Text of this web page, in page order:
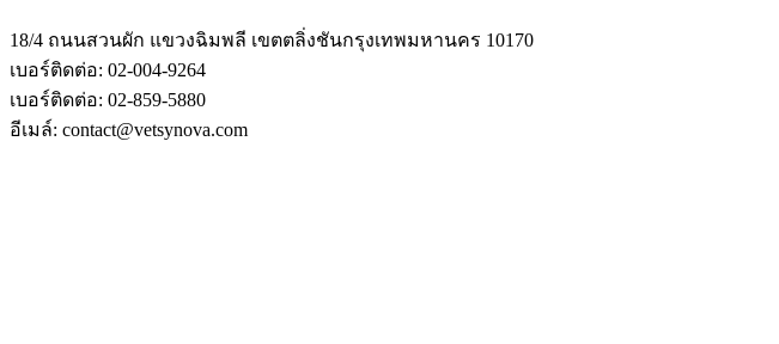
18/4 ถนนสวนผัก แขวงฉิมพลี เขตตลิ่งชันกรุงเทพมหานคร 10170
เบอร์ติดต่อ: 02-004-9264
เบอร์ติดต่อ: 02-859-5880
อีเมล์: contact@vetsynova.com